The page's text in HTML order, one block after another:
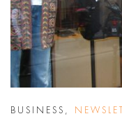
BUSINESS